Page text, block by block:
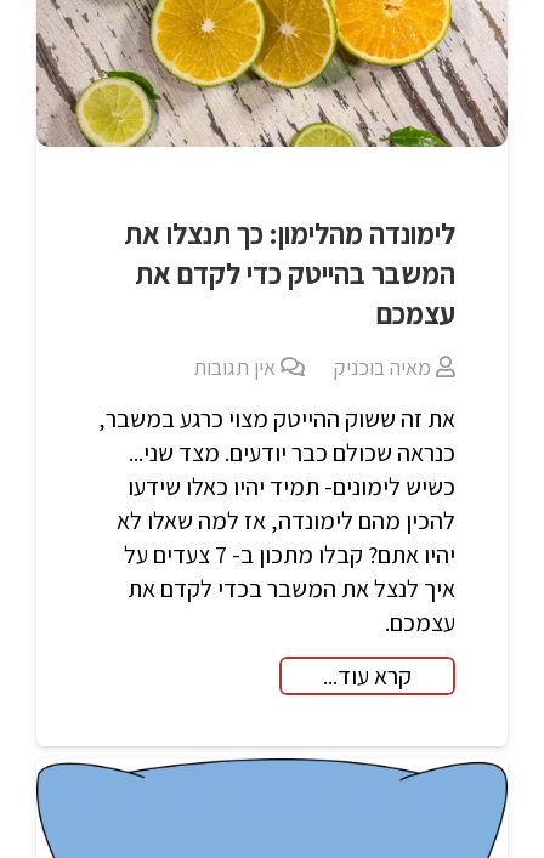
לימונדה מהלימון: כך תנצלו את
המשבר בהייטק כדי לקדם את
עצמכם
מאיה בוכניק אין תגובות
את זה ששוק ההייטק מצוי כרגע במשבר,
כנראה שכולם כבר יודעים. מצד שני...
כשיש לימונים- תמיד יהיו כאלו שידעו
להכין מהם לימונדה, אז למה שאלו לא
יהיו אתם? קבלו מתכון ב- 7 צעדים על
איך לנצל את המשבר בכדי לקדם את
עצמכם.
קרא עוד...